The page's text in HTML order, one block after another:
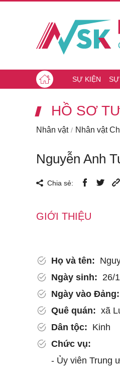
SỰ KIỆN SỰ
HỒ SƠ
Nhân vật Nhân vật
Nguyễn Anh
Chia sẻ:
GIỚI THIỆU
Họ và tên:
Ngày sinh: 26/
Ngày vào Đảng:
Quê quán: xã
Dân tộc: Kinh
Chức vụ:
- Ủy viên Trung